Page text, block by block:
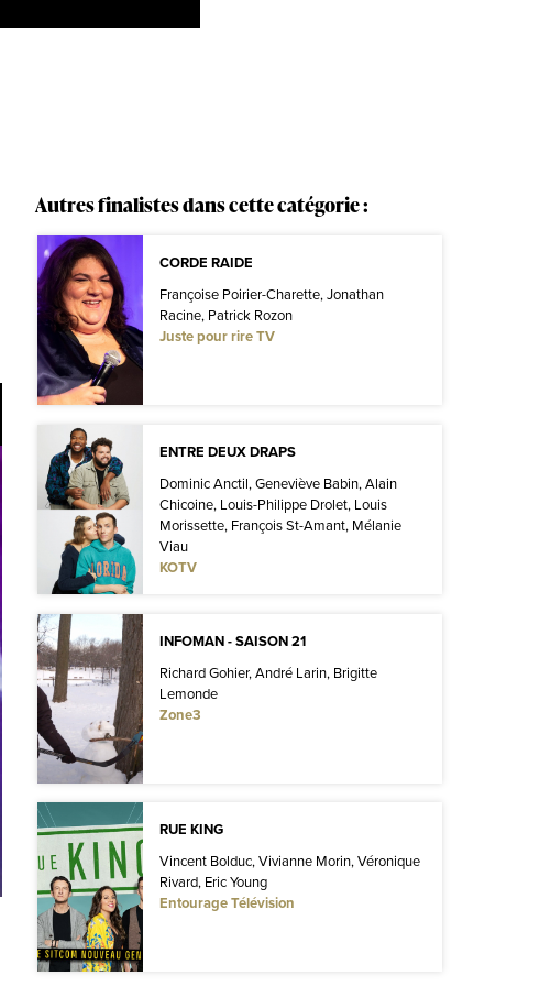
Autres finalistes dans cette catégorie :
CORDE RAIDE
Françoise Poirier-Charette, Jonathan
Racine, Patrick Rozon
Juste pour rire TV
ENTRE DEUX DRAPS
Dominic Anctil, Geneviève Babin, Alain
Chicoine, Louis-Philippe Drolet, Louis
Morissette, François St-Amant, Mélanie
Viau
KOTV
INFOMAN - SAISON 21
Richard Gohier, André Larin, Brigitte
Lemonde
Zone3
RUE KING
Vincent Bolduc, Vivianne Morin, Véronique
Rivard, Eric Young
Entourage Télévision